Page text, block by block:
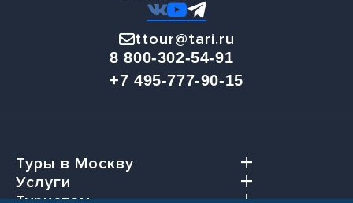
ttour@tari.ru
8 800-302-54-91
+7 495-777-90-15
Туры в Москву
Услуги